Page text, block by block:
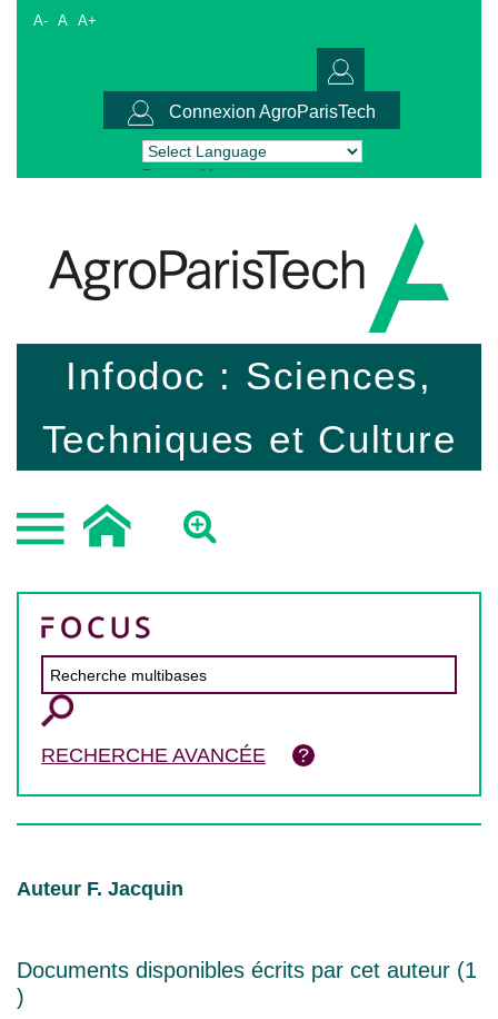
A- A A+
Connexion AgroParisTech
Powered by Translate
Infodoc : Sciences,
Techniques et Culture
RECHERCHE AVANCÉE
Auteur F. Jacquin
Documents disponibles écrits par cet auteur (1
)